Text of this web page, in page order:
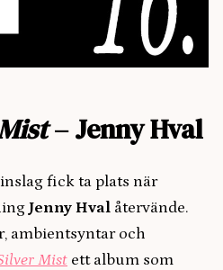
– Jenny Hval
fick ta plats när
Jenny Hval återvände.
ambientsyntar och
Mist ett album som